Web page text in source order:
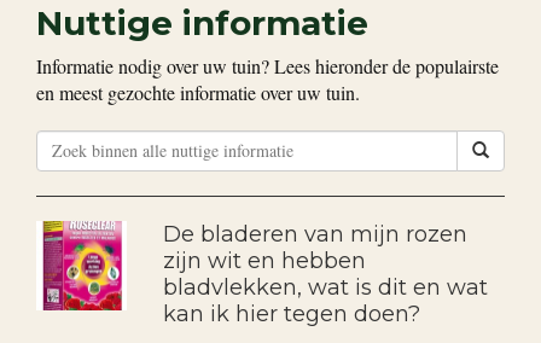
Nuttige informatie
Informatie nodig over uw tuin? Lees hieronder de populairste
en meest gezochte informatie over uw tuin.
De bladeren van mijn rozen
zijn wit en hebben
bladvlekken, wat is dit en wat
kan ik hier tegen doen?